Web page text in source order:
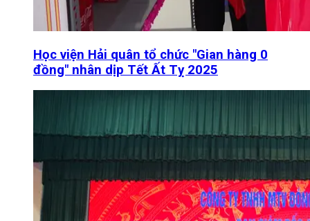
Học viện Hải quân tổ chức "Gian hàng 0
đồng" nhân dịp Tết Ất Tỵ 2025